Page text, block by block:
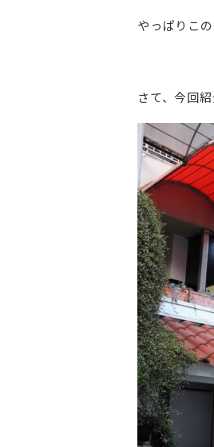
やっぱりこ
さて、今回